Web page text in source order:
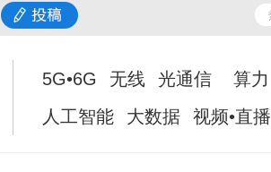
5G•6G 无线 光通信
算力
人工智能
大数据 视频•直播